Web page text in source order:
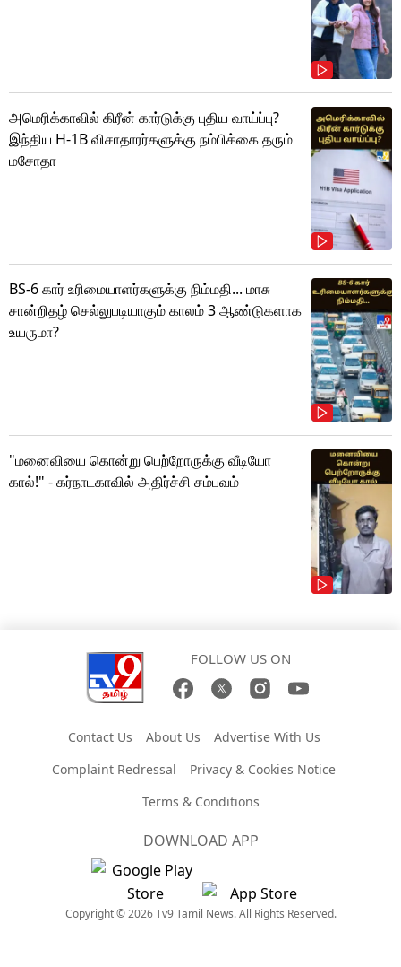
அமெரிக்காவில் கிரீன் கார்டுக்கு புதிய வாய்ப்பு?
இந்திய H-1B விசாதாரர்களுக்கு நம்பிக்கை தரும்
மசோதா
BS-6 கார் உரிமையாளர்களுக்கு நிம்மதி... மாசு
சான்றிதழ் செல்லுபடியாகும் காலம் 3 ஆண்டுகளாக
உயருமா?
"மனைவியை கொன்று பெற்றோருக்கு வீடியோ
கால்!" - கர்நாடகாவில் அதிர்ச்சி சம்பவம்
FOLLOW US ON
Contact Us About Us
Advertise With Us
Complaint Redressal
Privacy & Cookies Notice
Terms & Conditions
DOWNLOAD APP
Copyright © 2026 Tv9 Tamil News. All Rights Reserved.